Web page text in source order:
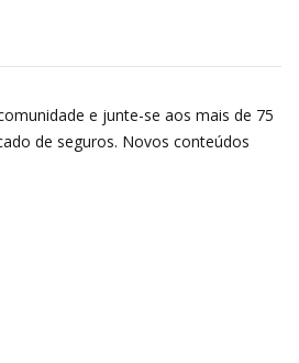
e junte-se aos mais de 75
de seguros. Novos conteúdos